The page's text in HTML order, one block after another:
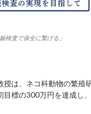
査で保全に繋げる」
は、ネコ科動物の繁殖
目標の300万円を達成し